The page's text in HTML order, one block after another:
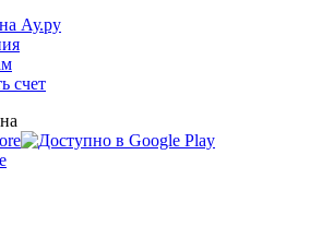
Ау.ру
счет